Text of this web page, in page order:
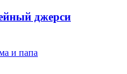
джерси
и папа